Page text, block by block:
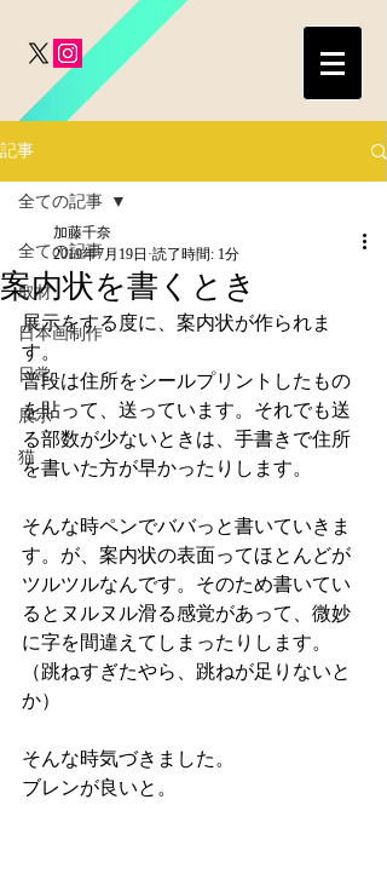
記事
全ての記事
取材
日本画制作
日常
展示
猫
全ての記事
案内状を書くとき
加藤千奈
2019年7月19日 読了時間: 1分
展示をする度に、案内状が作られま
す。
普段は住所をシールプリントしたもの
を貼って、送っています。それでも送
る部数が少ないときは、手書きで住所
を書いた方が早かったりします。
そんな時ペンでババっと書いていきま
す。が、案内状の表面ってほとんどが
ツルツルなんです。そのため書いてい
るとヌルヌル滑る感覚があって、微妙
に字を間違えてしまったりします。
（跳ねすぎたやら、跳ねが足りないと
か）
そんな時気づきました。
ブレンが良いと。